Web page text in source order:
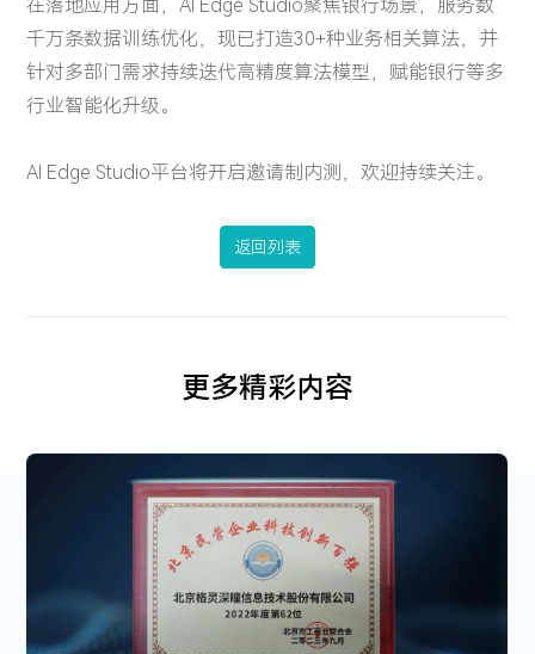
在落地应用方面，AI Edge Studio聚焦银行场景，服务数
千万条数据训练优化，现已打造30+种业务相关算法，并
针对多部门需求持续迭代高精度算法模型，赋能银行等多
行业智能化升级。
AI Edge Studio平台将开启邀请制内测，欢迎持续关注。
返回列表
更多精彩内容